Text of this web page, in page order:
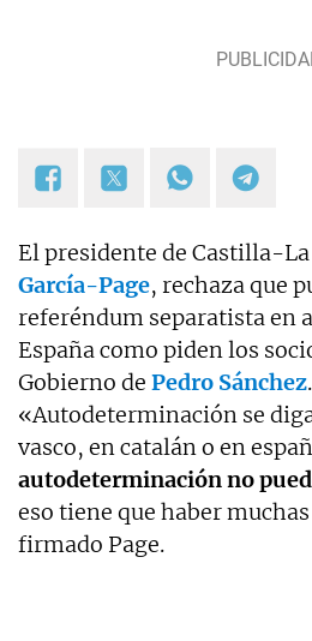
El presidente de Castilla-
García-Page, rechaza que
referéndum separatista en
España como piden los
Gobierno de Pedro Sánchez.
«Autodeterminación se
vasco, en catalán o en
autodeterminación no
eso tiene que haber
firmado Page.